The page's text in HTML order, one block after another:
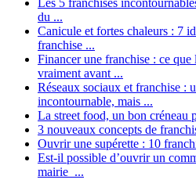
Les 5 franchises
du ...
Canicule et fortes chaleurs : 7
franchise ...
Financer une franchise : ce que
vraiment avant ...
Réseaux sociaux et franchise :
incontournable, mais ...
La street food, un bon créneau
3 nouveaux concepts de
Ouvrir une supérette : 10
Est-il possible d’ouvrir un
mairie ...